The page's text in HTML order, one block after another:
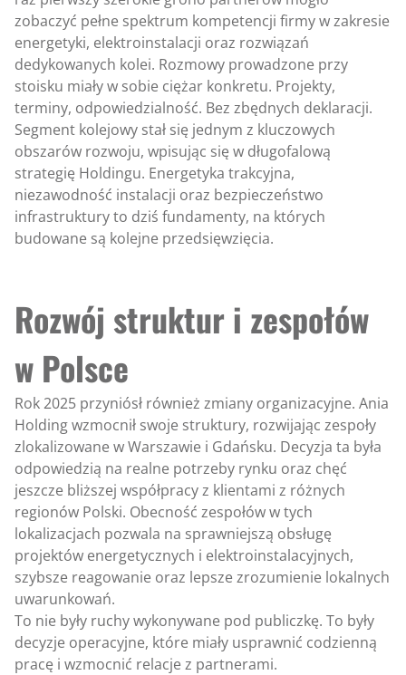
zobaczyć pełne spektrum kompetencji firmy w zakresie
energetyki, elektroinstalacji oraz rozwiązań
dedykowanych kolei. Rozmowy prowadzone przy
stoisku miały w sobie ciężar konkretu. Projekty,
terminy, odpowiedzialność. Bez zbędnych deklaracji.
Segment kolejowy stał się jednym z kluczowych
obszarów rozwoju, wpisując się w długofalową
strategię Holdingu. Energetyka trakcyjna,
niezawodność instalacji oraz bezpieczeństwo
infrastruktury to dziś fundamenty, na których
budowane są kolejne przedsięwzięcia.
Rozwój struktur i zespołów
w Polsce
Rok 2025 przyniósł również zmiany organizacyjne. Ania
Holding wzmocnił swoje struktury, rozwijając zespoły
zlokalizowane w Warszawie i Gdańsku. Decyzja ta była
odpowiedzią na realne potrzeby rynku oraz chęć
jeszcze bliższej współpracy z klientami z różnych
regionów Polski. Obecność zespołów w tych
lokalizacjach pozwala na sprawniejszą obsługę
projektów energetycznych i elektroinstalacyjnych,
szybsze reagowanie oraz lepsze zrozumienie lokalnych
uwarunkowań.
To nie były ruchy wykonywane pod publiczkę. To były
decyzje operacyjne, które miały usprawnić codzienną
pracę i wzmocnić relacje z partnerami.